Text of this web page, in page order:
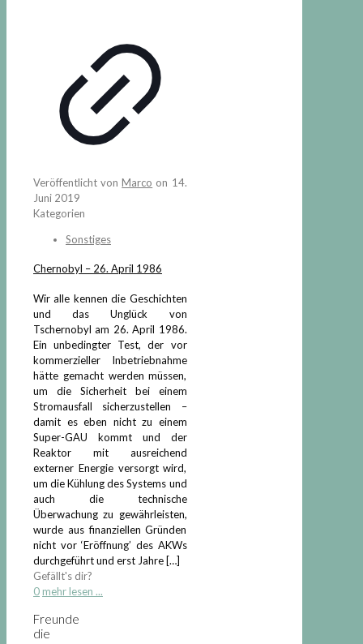
Veröffentlicht vonMarco on 14.
Juni 2019
Kategorien
Sonstiges
Chernobyl – 26. April 1986
Wir alle kennen die Geschichten
und das Unglück von
Tschernobyl am 26. April 1986.
Ein unbedingter Test, der vor
kommerzieller Inbetriebnahme
hätte gemacht werden müssen,
um die Sicherheit bei einem
Stromausfall sicherzustellen –
damit es eben nicht zu einem
Super-GAU kommt und der
Reaktor mit ausreichend
externer Energie versorgt wird,
um die Kühlung des Systems und
auch die technische
Überwachung zu gewährleisten,
wurde aus finanziellen Gründen
nicht vor ‘Eröffnung’ des AKWs
durchgeführt und erst Jahre[…]
Gefällt's dir?
0 mehr lesen ...
Freunde
die